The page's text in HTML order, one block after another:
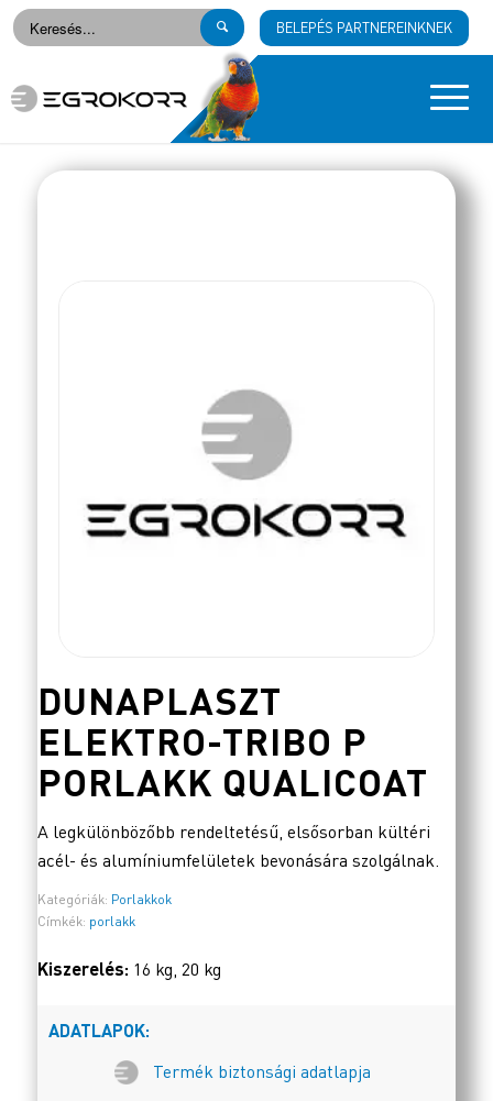
BELEPÉS PARTNEREINKNEK
DUNAPLASZT
ELEKTRO-TRIBO P
PORLAKK QUALICOAT
A legkülönbözőbb rendeltetésű, elsősorban kültéri
acél- és alumíniumfelületek bevonására szolgálnak.
Kategóriák: Porlakkok
Címkék: porlakk
Kiszerelés: 16 kg, 20 kg
ADATLAPOK:
Termék biztonsági adatlapja